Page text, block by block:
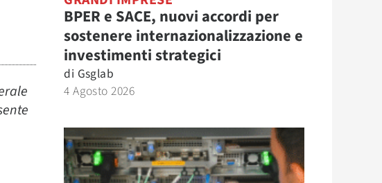
BPER e SACE, nuovi accordi per
sostenere internazionalizzazione e
investimenti strategici
di Gsglab
4 Agosto 2026